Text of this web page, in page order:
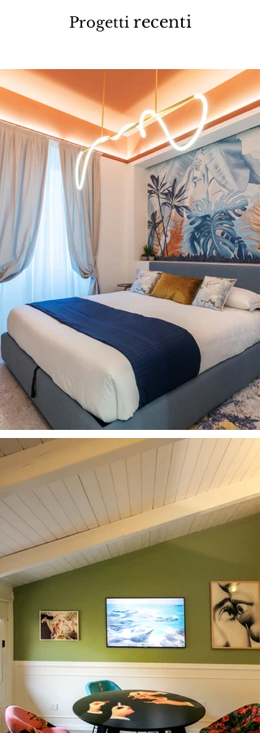
Progetti recenti